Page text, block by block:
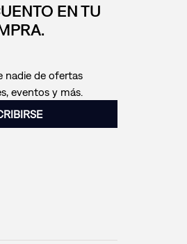
EN TU
nadie de ofertas
eventos y más.